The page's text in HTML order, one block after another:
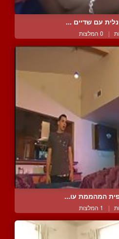
עם שדיים ...
| 0 המלצות
המהממת עו...
| 1 המלצות